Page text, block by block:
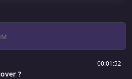
00:01:52
?